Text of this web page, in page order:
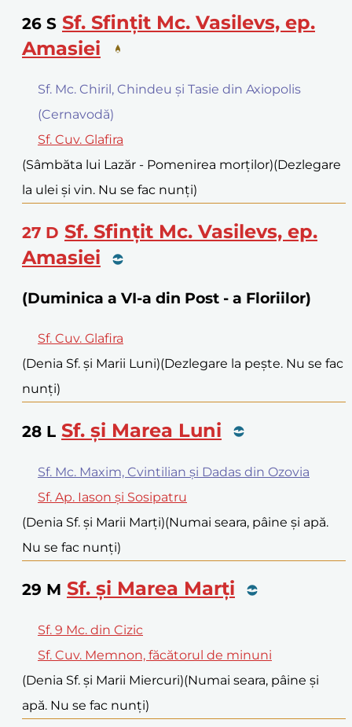
26 S Sf. Sfințit Mc. Vasilevs, ep.
Amasiei
Sf. Mc. Chiril, Chindeu și Tasie din Axiopolis
(Cernavodă)
Sf. Cuv. Glafira
(Sâmbăta lui Lazăr - Pomenirea morților)(Dezlegare
la ulei și vin. Nu se fac nunți)
27 D Sf. Sfințit Mc. Vasilevs, ep.
Amasiei
(Duminica a VI-a din Post - a Floriilor)
Sf. Cuv. Glafira
(Denia Sf. și Marii Luni)(Dezlegare la pește. Nu se fac
nunți)
28 L Sf. și Marea Luni
Sf. Mc. Maxim, Cvintilian și Dadas din Ozovia
Sf. Ap. Iason și Sosipatru
(Denia Sf. și Marii Marți)(Numai seara, pâine și apă.
Nu se fac nunți)
29 M Sf. și Marea Marți
Sf. 9 Mc. din Cizic
Sf. Cuv. Memnon, făcătorul de minuni
(Denia Sf. și Marii Miercuri)(Numai seara, pâine și
apă. Nu se fac nunți)